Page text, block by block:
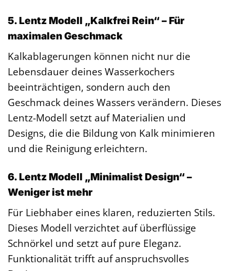
5. Lentz Modell „Kalkfrei Rein“ – Für
maximalen Geschmack
Kalkablagerungen können nicht nur die
Lebensdauer deines Wasserkochers
beeinträchtigen, sondern auch den
Geschmack deines Wassers verändern. Dieses
Lentz-Modell setzt auf Materialien und
Designs, die die Bildung von Kalk minimieren
und die Reinigung erleichtern.
6. Lentz Modell „Minimalist Design“ –
Weniger ist mehr
Für Liebhaber eines klaren, reduzierten Stils.
Dieses Modell verzichtet auf überflüssige
Schnörkel und setzt auf pure Eleganz.
Funktionalität trifft auf anspruchsvolles